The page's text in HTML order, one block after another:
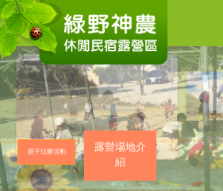
親子玩樂活動
露營場地介
紹